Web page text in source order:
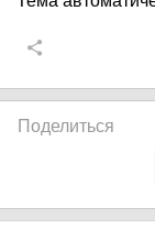
Поделиться